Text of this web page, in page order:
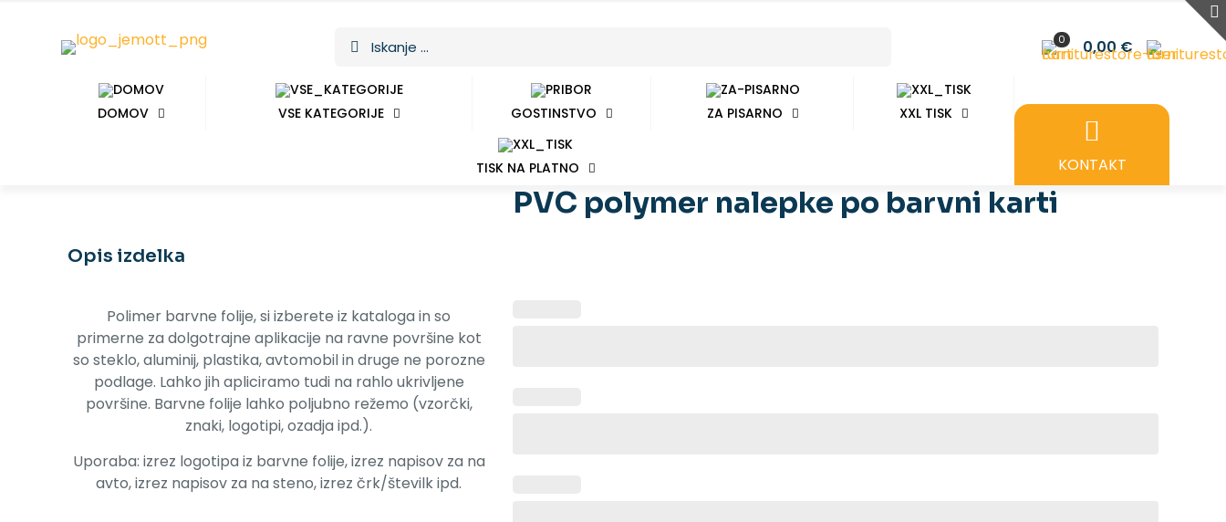
0 0,00 €
DOMOV VSE KATEGORIJE GOSTINSTVO ZA PISARNO XXL TISK
TISK NA PLATNO KONTAKT
Opis izdelka
Polimer barvne folije, si izberete iz kataloga in so
primerne za dolgotrajne aplikacije na ravne površine kot
so steklo, aluminij, plastika, avtomobil in druge ne porozne
podlage. Lahko jih apliciramo tudi na rahlo ukrivljene
površine. Barvne folije lahko poljubno režemo (vzorčki,
znaki, logotipi, ozadja ipd.).
Uporaba: izrez logotipa iz barvne folije, izrez napisov za na
avto, izrez napisov za na steno, izrez črk/številk ipd.
PVC polymer nalepke po barvni karti